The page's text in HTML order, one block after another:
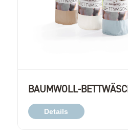
BAUMWOLL-
Details